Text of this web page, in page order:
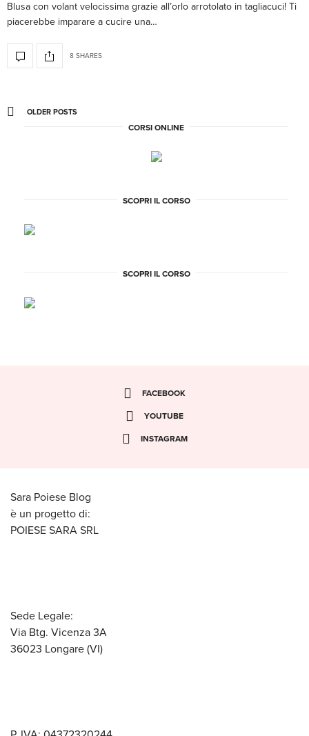
Blusa con volant velocissima grazie all’orlo arrotolato in tagliacuci! Ti
piacerebbe imparare a cucire una…
8 SHARES
OLDER POSTS
CORSI ONLINE
SCOPRI IL CORSO
SCOPRI IL CORSO
FACEBOOK
YOUTUBE
INSTAGRAM
Sara Poiese Blog
è un progetto di:
POIESE SARA SRL
Sede Legale:
Via Btg. Vicenza 3A
36023 Longare (VI)